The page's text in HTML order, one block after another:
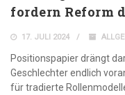
fordern Reform
17. JULI 2024
Positionspapier drängt
Geschlechter endlich
für tradierte